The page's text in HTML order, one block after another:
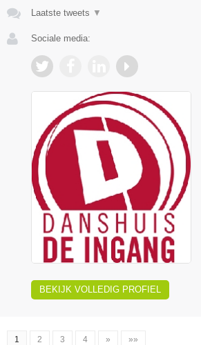
Laatste tweets ▼
Sociale media:
BEKIJK VOLLEDIG PROFIEL
1 2 3 4 » »»